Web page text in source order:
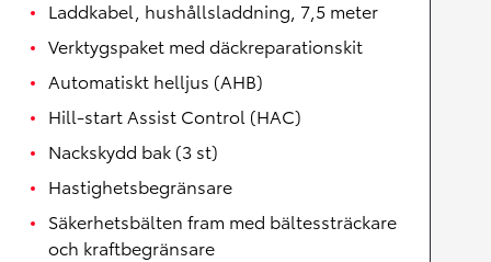
Laddkabel, hushållsladdning, 7,5 meter
Verktygspaket med däckreparationskit
Automatiskt helljus (AHB)
Hill-start Assist Control (HAC)
Nackskydd bak (3 st)
Hastighetsbegränsare
Säkerhetsbälten fram med bältessträckare
och kraftbegränsare